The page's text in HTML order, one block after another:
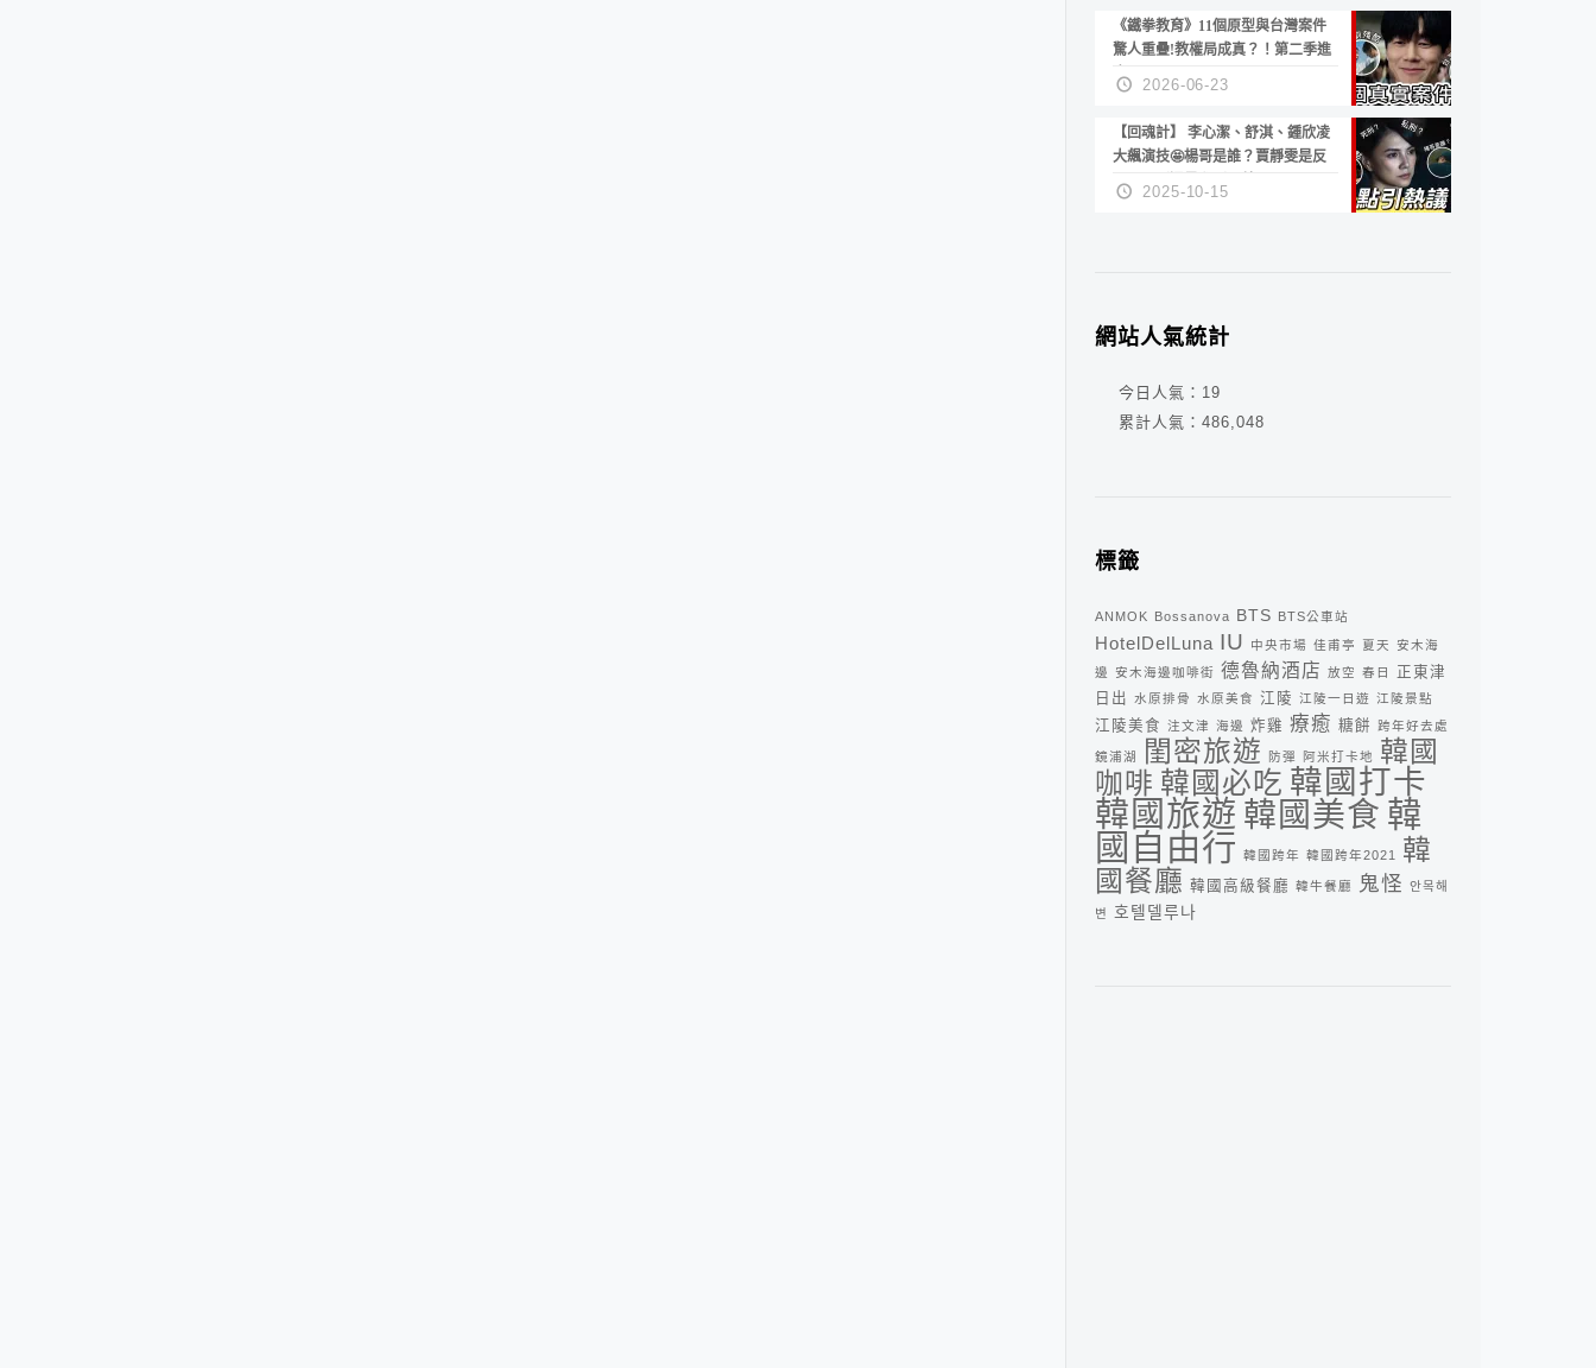
《鐵拳教育》11個原型與台灣案件
驚人重疊!教權局成真？！第二季進
度？😍
2026-06-23
【回魂計】 李心潔、舒淇、鍾欣凌
大飆演技🤩楊哥是誰？賈靜雯是反
派？死刑還是私刑正義
2025-10-15
網站人氣統計
今日人氣： 19
累計人氣： 486,048
標籤
ANMOK Bossanova BTS BTS公車站
HotelDelLuna IU 中央市場 佳甫亭 夏天 安木海
邊 安木海邊咖啡街 德魯納酒店 放空 春日
正東津
日出 水原排骨 水原美食 江陵 江陵一日遊 江陵景點
江陵美食 注文津 海邊 炸雞 療癒 糖餅 跨年好去處
鏡浦湖 閨密旅遊 防彈 阿米打卡地
韓國
咖啡 韓國必吃 韓國打卡
韓國旅遊 韓國美食 韓
國自由行 韓國跨年 韓國跨年2021
韓
國餐廳 韓國高級餐廳 韓牛餐廳 鬼怪 안목해
변
호텔델루나